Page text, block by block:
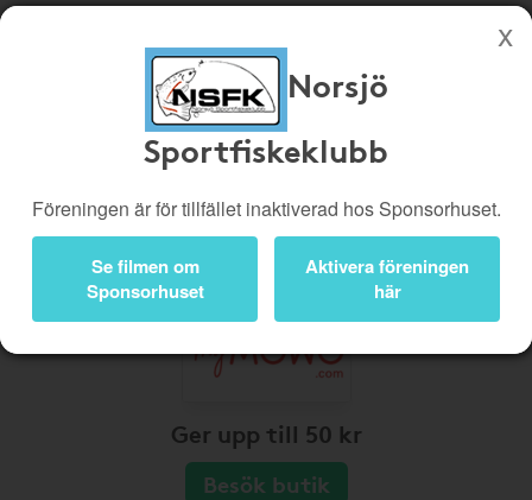
Köp genom denna sida stöttar Norsjö Sportfiskeklubb
Butiker
Biobiljetter
Bli medlem
Logga in
Norsjö
Sportfiskeklubb
Föreningen är för tillfället inaktiverad hos Sponsorhuset.
Se filmen om
Sponsorhuset
Aktivera föreningen
här
Ger upp till 50 kr
Besök butik